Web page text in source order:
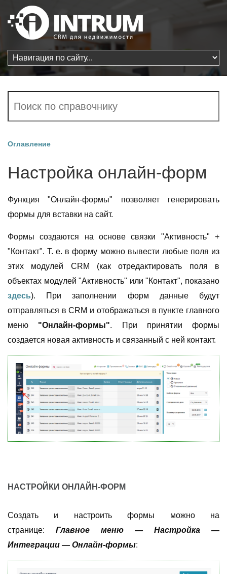
Оглавление
Настройка онлайн-форм
Функция "Онлайн-формы" позволяет генерировать
формы для вставки на сайт.
Формы создаются на основе связки "Активность" +
"Контакт". Т. е. в форму можно вывести любые поля из
этих модулей CRM (как отредактировать поля в
объектах модулей "Активность" или "Контакт", показано
здесь). При заполнении форм данные будут
отправляться в CRM и отображаться в пункте главного
меню "Онлайн-формы". При принятии формы
создается новая активность и связанный с ней контакт.
НАСТРОЙКИ ОНЛАЙН-ФОРМ
Создать и настроить формы можно на
странице:
Главное меню — Настройка —
Интеграции — Онлайн-формы: